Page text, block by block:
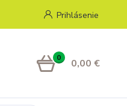
Prihlásenie
0 0,00 €